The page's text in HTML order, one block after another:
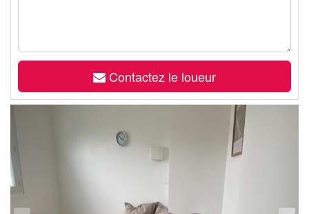
Contactez le loueur